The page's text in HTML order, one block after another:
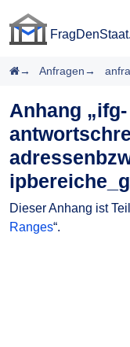
Startseite
Anfragen
Anhang „ifg-
Dieser Anhang ist
Ranges“.